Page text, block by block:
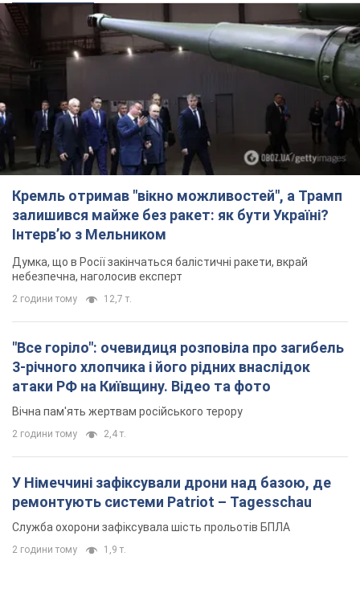
Кремль отримав "вікно можливостей", а Трамп
залишився майже без ракет: як бути Україні?
Інтерв’ю з Мельником
Думка, що в Росії закінчаться балістичні ракети, вкрай
небезпечна, наголосив експерт
2 години тому 12,7 т.
"Все горіло": очевидиця розповіла про загибель
3-річного хлопчика і його рідних внаслідок
атаки РФ на Київщину. Відео та фото
Вічна пам'ять жертвам російського терору
2 години тому 2,4 т.
У Німеччині зафіксували дрони над базою, де
ремонтують системи Patriot – Tagesschau
Служба охорони зафіксувала шість прольотів БПЛА
2 години тому 1,9 т.